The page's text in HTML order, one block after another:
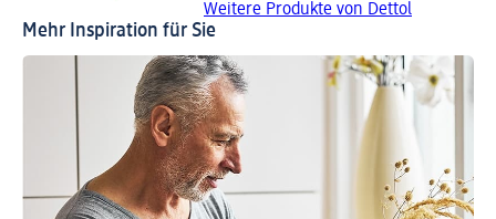
Weitere Produkte von Dettol
Mehr Inspiration für Sie